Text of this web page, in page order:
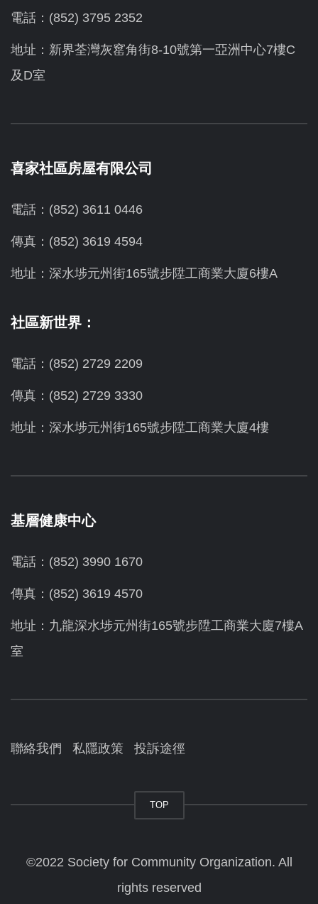
電話：(852) 3795 2352
地址：新界荃灣灰窰角街8-10號第一亞洲中心7樓C
及D室
喜家社區房屋有限公司
電話：(852) 3611 0446
傳真：(852) 3619 4594
地址： 深水埗元州街165號步陞工商業大廈6樓A
社區新世界：
電話：(852) 2729 2209
傳真：(852) 2729 3330
地址：深水埗元州街165號步陞工商業大廈4樓
基層健康中心
電話：(852) 3990 1670
傳真：(852) 3619 4570
地址：九龍深水埗元州街165號步陞工商業大廈7樓A
室
聯絡我們 私隱政策 投訴途徑
TOP
©2022 Society for Community Organization. All
rights reserved